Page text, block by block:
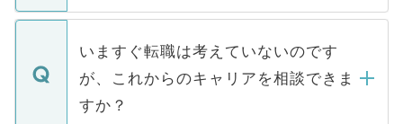
関を公にしてしまうと、応募が殺到する場
に、医療機関が求める条件に合った人材の
みを人材紹介会社に依頼するケースが増え
ています。
定を承諾する必要はありません。内定先へ
の辞退の連絡はキャリアパートナーが行い
ますので、ご安心ください。
個人情報が漏えいすることはありませんの
で、ご安心ください。当サイトからの登録
などで収集したご登録者様の個人情報は、
ご本人のキャリアアップおよび転職活動の
支援を目的に使用いたします。お預かりし
いますぐ転職は考えていないのです
が、これからのキャリアを相談できま
すか？